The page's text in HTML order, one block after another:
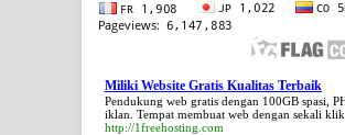
Miliki Website Gratis Kualitas Terbaik
Pendukung web gratis dengan 100GB spasi,
iklan. Tempat membuat web dengan sekali klik
http://1freehosting.com